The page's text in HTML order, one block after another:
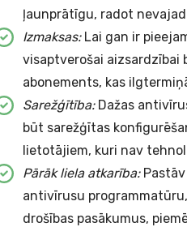
ļaunprātīgu, radot
Izmaksas:Lai gan ir
visaptverošai aizsardzībai
abonements, kas
Sarežģītība:Dažas
būt sarežģītas
lietotājiem, kuri nav
Pārāk liela atkarība:Pastāv
antivīrusu
drošības pasākumus,